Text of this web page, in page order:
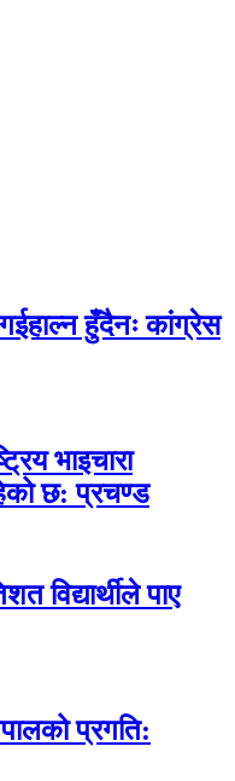
हुँदैनः कांग्रेस
भाइचारा
छ: प्रचण्ड
विद्यार्थीले पाए
प्रगति: